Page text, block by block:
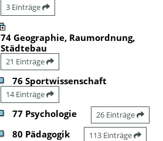
3 Einträge
74 Geographie, Raumordnung,
Städtebau
21 Einträge
76 Sportwissenschaft
14 Einträge
77 Psychologie 26 Einträge
80 Pädagogik 113 Einträge